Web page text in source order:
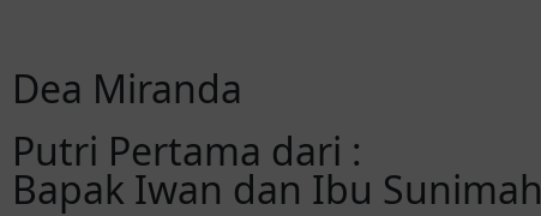
Dea Miranda
Putri Pertama dari :
Bapak Iwan dan Ibu Sunimah